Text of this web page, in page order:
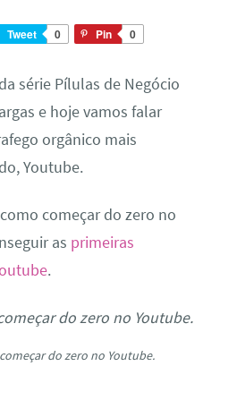
Tweet 0 Pin 0
série Pílulas de Negócio
e hoje vamos falar
orgânico mais
Youtube.
começar do zero no
as primeiras
.
do zero no Youtube.